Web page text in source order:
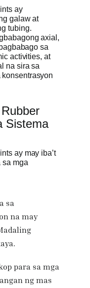
ay
galaw at
tubing.
axial,
sa
activities, at
na sira sa
Sistema
ay may iba’t
sa mga
sa
na may
para sa mga
ng mas